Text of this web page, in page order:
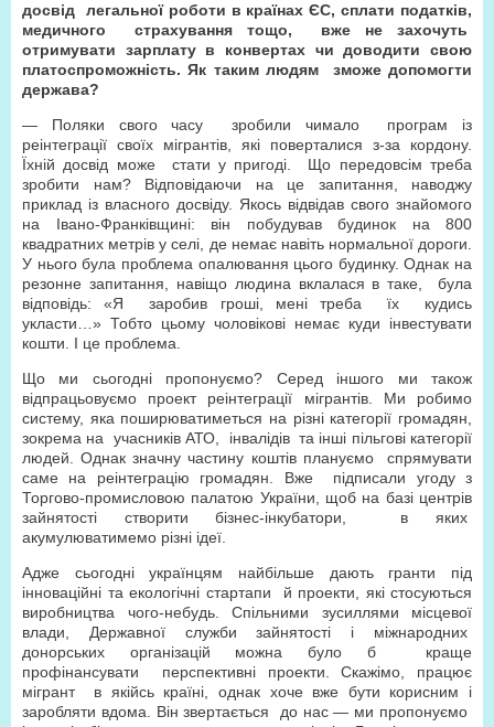
досвід легальної роботи в країнах ЄС, сплати податків,
медичного страхування тощо, вже не захочуть
отримувати зарплату в конвертах чи доводити свою
платоспроможність. Як таким людям зможе допомогти
держава?
— Поляки свого часу зробили чимало програм із
реінтеграції своїх мігрантів, які поверталися з-за кордону.
Їхній досвід може стати у пригоді. Що передовсім треба
зробити нам? Відповідаючи на це запитання, наводжу
приклад із власного досвіду. Якось відвідав свого знайомого
на Івано-Франківщині: він побудував будинок на 800
квадратних метрів у селі, де немає навіть нормальної дороги.
У нього була проблема опалювання цього будинку. Однак на
резонне запитання, навіщо людина вклалася в таке, була
відповідь: «Я заробив гроші, мені треба їх кудись
укласти…» Тобто цьому чоловікові немає куди інвестувати
кошти. І це проблема.
Що ми сьогодні пропонуємо? Серед іншого ми також
відпрацьовуємо проект реінтеграції мігрантів. Ми робимо
систему, яка поширюватиметься на різні категорії громадян,
зокрема на учасників АТО, інвалідів та інші пільгові категорії
людей. Однак значну частину коштів плануємо спрямувати
саме на реінтеграцію громадян. Вже підписали угоду з
Торгово-промисловою палатою України, щоб на базі центрів
зайнятості створити бізнес-інкубатори, в яких
акумулюватимемо різні ідеї.
Адже сьогодні українцям найбільше дають гранти під
інноваційні та екологічні стартапи й проекти, які стосуються
виробництва чого-небудь. Спільними зусиллями місцевої
влади, Державної служби зайнятості і міжнародних
донорських організацій можна було б краще
профінансувати перспективні проекти. Скажімо, працює
мігрант в якійсь країні, однак хоче вже бути корисним і
заробляти вдома. Він звертається до нас — ми пропонуємо